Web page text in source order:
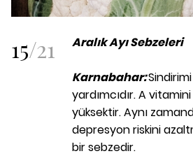
15/21 Aralık Ayı Sebzeleri
Karnabahar:
yardımcıdır. A
yüksektir. Aynı
depresyon riskini
bir sebzedir.